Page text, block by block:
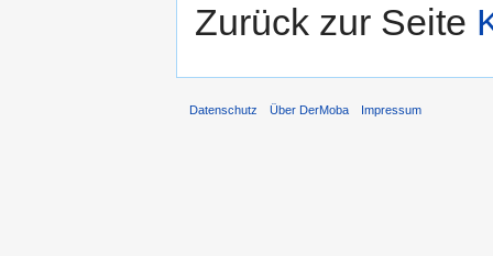
Zurück zur Seite
Datenschutz Über DerMoba Impressum